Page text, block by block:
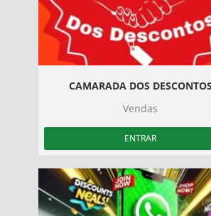
CAMARADA DOS DESCONTOS
Vendas
ENTRAR